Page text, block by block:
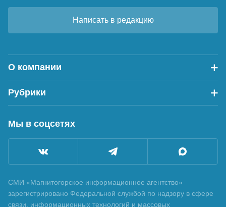
Написать в редакцию
О компании
Рубрики
Мы в соцсетях
СМИ «Магнитогорское информационное агентство»
зарегистрировано Федеральной службой по надзору в сфере
связи, информационных технологий и массовых